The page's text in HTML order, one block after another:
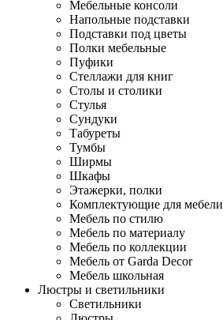
Мебельные консоли
Напольные подставки
Подставки под цветы
Полки мебельные
Пуфики
Стеллажи для книг
Столы и столики
Стулья
Сундуки
Табуреты
Тумбы
Ширмы
Шкафы
Этажерки, полки
Комплектующие для мебели
Мебель по стилю
Мебель по материалу
Мебель по коллекции
Мебель от Garda Decor
Мебель школьная
Люстры и светильники
Светильники